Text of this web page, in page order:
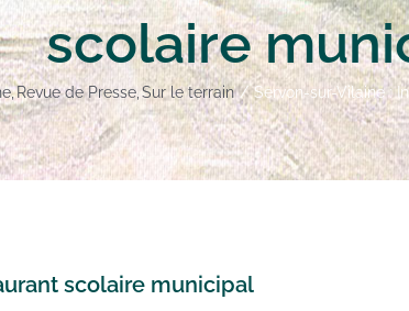
scolaire
Revue de Presse Sur le terrain Servon-sur-Vilaine :
scolaire municipal